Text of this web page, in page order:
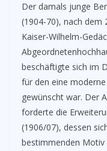
Der damals junge
(1904-70), nach dem
Kaiser-Wilhelm-
beschäftigte sich im
für den eine
gewünscht war. Der
forderte die
(1906/07), dessen
bestimmenden Motiv